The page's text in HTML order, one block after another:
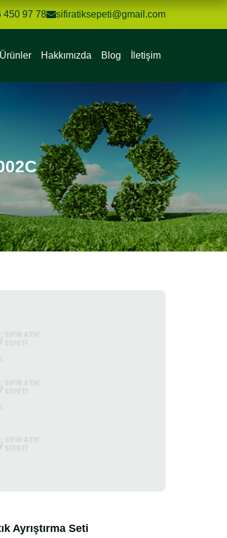
450 97 78 sifiratiksepeti@gmail.com
Hakkımızda Blog İletişim
Ayrıştırma Seti